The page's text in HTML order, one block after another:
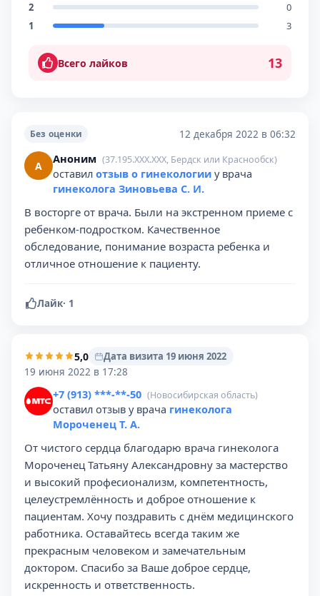
2
0
1
3
Всего лайков 13
Без оценки 12 декабря 2022 в 06:32
А Аноним (37.195.XXX.XXX, Бердск или Краснообск)
оставил отзыв о гинекологии у врача
гинеколога Зиновьева С. И.
В восторге от врача. Были на экстренном приеме с
ребенком-подростком. Качественное
обследование, понимание возраста ребенка и
отличное отношение к пациенту.
Лайк· 1
5,0
Дата визита 19 июня 2022
19 июня 2022 в 17:28
+7 (913) ***-**-50 (Новосибирская область)
оставил отзыв у врача гинеколога
Мороченец Т. А.
От чистого сердца благодарю врача гинеколога
Мороченец Татьяну Александровну за мастерство
и высокий професионализм, компетентность,
целеустремлённость и доброе отношение к
пациентам. Хочу поздравить с днём медицинского
работника. Оставайтесь всегда таким же
прекрасным человеком и замечательным
доктором. Спасибо за Ваше доброе сердце,
искренность и ответственность.